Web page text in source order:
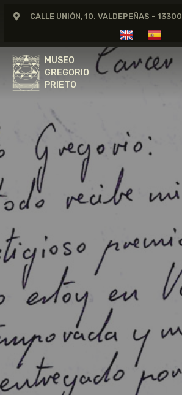
CALLE UNIÓN, 10. VALDEPEÑAS - 13300
MUSEO
GREGORIO
PRIETO
MUSEO
GREGORIO
PRIETO
GREGORIO PRIETO
MUSEO
ARCHIVO
CERTAMEN DE DIBUJO
FUNDACIÓN
TIENDA